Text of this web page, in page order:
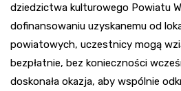
dziedzictwa kulturowego Powiatu
dofinansowaniu uzyskanemu od
powiatowych, uczestnicy mogą
bezpłatnie, bez konieczności
doskonała okazja, aby wspólnie